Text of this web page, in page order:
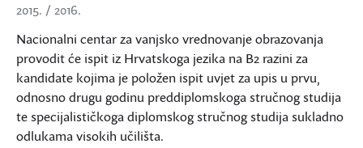
2015. / 2016.
Nacionalni centar za vanjsko vrednovanje obrazovanja
provodit će ispit iz Hrvatskoga jezika na B2 razini za
kandidate kojima je položen ispit uvjet za upis u prvu,
odnosno drugu godinu preddiplomskoga stručnog studija
te specijalističkoga diplomskog stručnog studija sukladno
odlukama visokih učilišta.